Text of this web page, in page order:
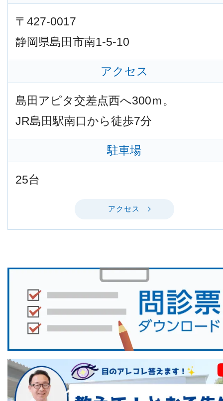
〒427-0017
静岡県島田市南1-5-10
アクセス
島田アピタ交差点西へ300ｍ。
JR島田駅南口から徒歩7分
駐車場
25台
アクセス